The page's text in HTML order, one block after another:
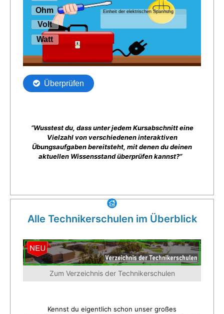
“Wusstest du, dass unter jedem Kursabschnitt eine
Vielzahl von verschiedenen interaktiven
Übungsaufgaben bereitsteht, mit denen du deinen
aktuellen Wissensstand überprüfen kannst?”
Alle Technikerschulen im Überblick
Zum Verzeichnis der Technikerschulen
Kennst du eigentlich schon unser großes